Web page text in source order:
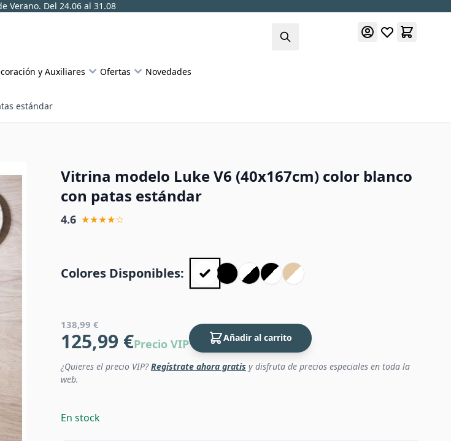
Verano. Del 24.06 al 31.08
y Auxiliares Ofertas Novedades
estándar
Vitrina modelo Luke V6 (40x167cm) color blanco
con patas estándar
4.6 ★★★★☆
Colores Disponibles:
138,99 €
125,99 €Precio VIP Añadir al carrito
¿Quieres el precio VIP?Regístrate ahora gratis y disfruta de precios especiales en toda la
web.
En stock